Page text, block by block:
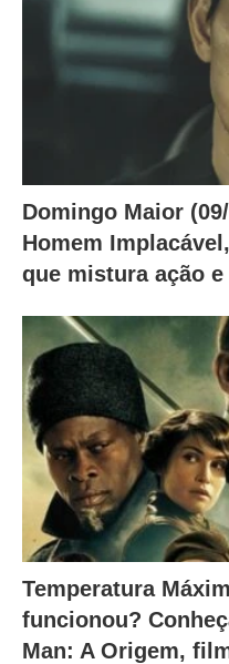
Domingo Maior
Homem
que mistura ação
Temperatura
funcionou?
Man: A Origem,